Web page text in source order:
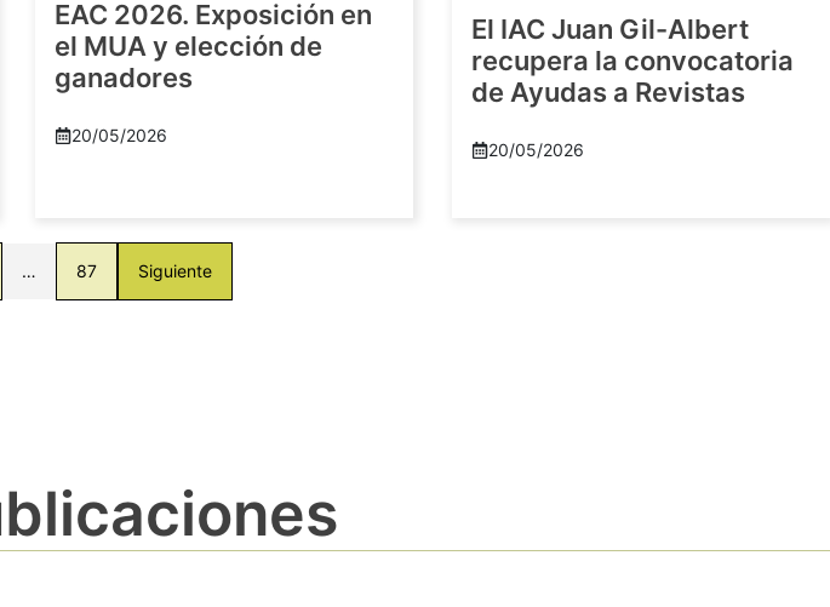
EAC 2026. Exposición en
el MUA y elección de
ganadores
20/05/2026
El IAC Juan Gil-Albert
recupera la convocatoria
de Ayudas a Revistas
20/05/2026
… 87 Siguiente